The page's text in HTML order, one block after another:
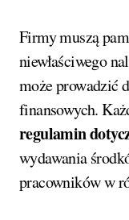
Firmy muszą
niewłaściwego
może prowadzić
finansowych.
regulamin
wydawania
pracowników w